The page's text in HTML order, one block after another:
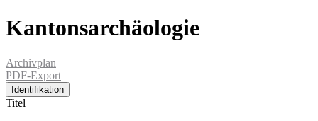
Kantonsarchäologie
Archivplan
PDF-Export
Identifikation
Titel